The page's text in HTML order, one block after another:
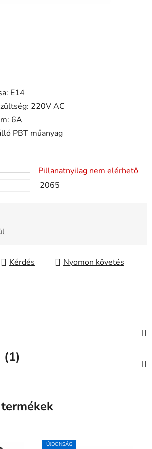
E14
220V AC
6A
PBT műanyag
Pillanatnyilag nem elérhető
2065
Kérdés
Nyomon követés
(1)
ÚJDONSÁG